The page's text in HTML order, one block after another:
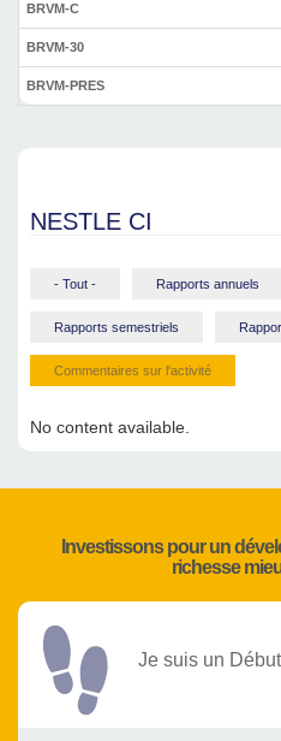
BRVM-C
BRVM-30
BRVM-PRES
NESTLE CI
- Tout - Rapports annuels
Rapports semestriels
Commentaires sur l'activité
No content available.
Investissons pour un
richesse
Je suis un